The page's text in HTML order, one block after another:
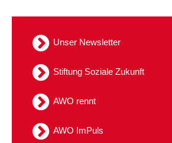
Unser Newsletter
Stiftung Soziale Zukunft
AWO rennt
AWO ImPuls